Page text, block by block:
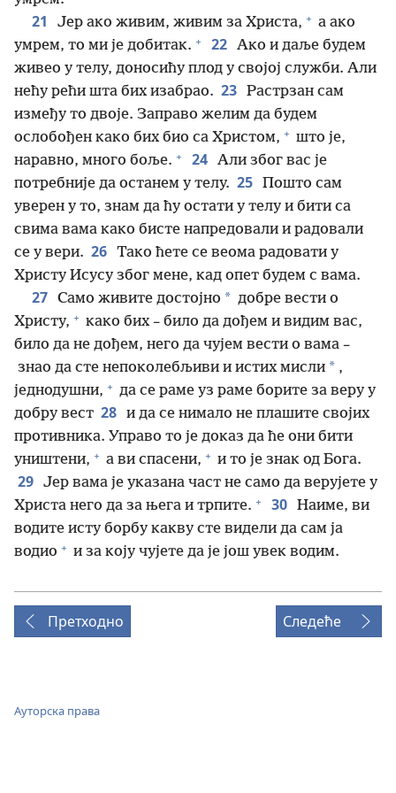
21 Јер ако живим, живим за Христа, + а ако
умрем, то ми је добитак. + 22 Ако и даље будем
живео у телу, доносићу плод у својој служби. Али
нећу рећи шта бих изабрао. 23 Растрзан сам
између то двоје. Заправо желим да будем
ослобођен како бих био са Христом, + што је,
наравно, много боље. + 24 Али због вас је
потребније да останем у телу. 25 Пошто сам
уверен у то, знам да ћу остати у телу и бити са
свима вама како бисте напредовали и радовали
се у вери. 26 Тако ћете се веома радовати у
Христу Исусу због мене, кад опет будем с вама.
27 Само живите достојно * добре вести о
Христу, + како бих – било да дођем и видим вас,
било да не дођем, него да чујем вести о вама –
знао да сте непоколебљиви и истих мисли * ,
једнодушни, + да се раме уз раме борите за веру у
добру вест 28 и да се нимало не плашите својих
противника. Управо то је доказ да ће они бити
уништени, + а ви спасени, + и то је знак од Бога.
29 Јер вама је указана част не само да верујете у
Христа него да за њега и трпите. + 30 Наиме, ви
водите исту борбу какву сте видели да сам ја
водио + и за коју чујете да је још увек водим.
Претходно Следеће
Ауторска права